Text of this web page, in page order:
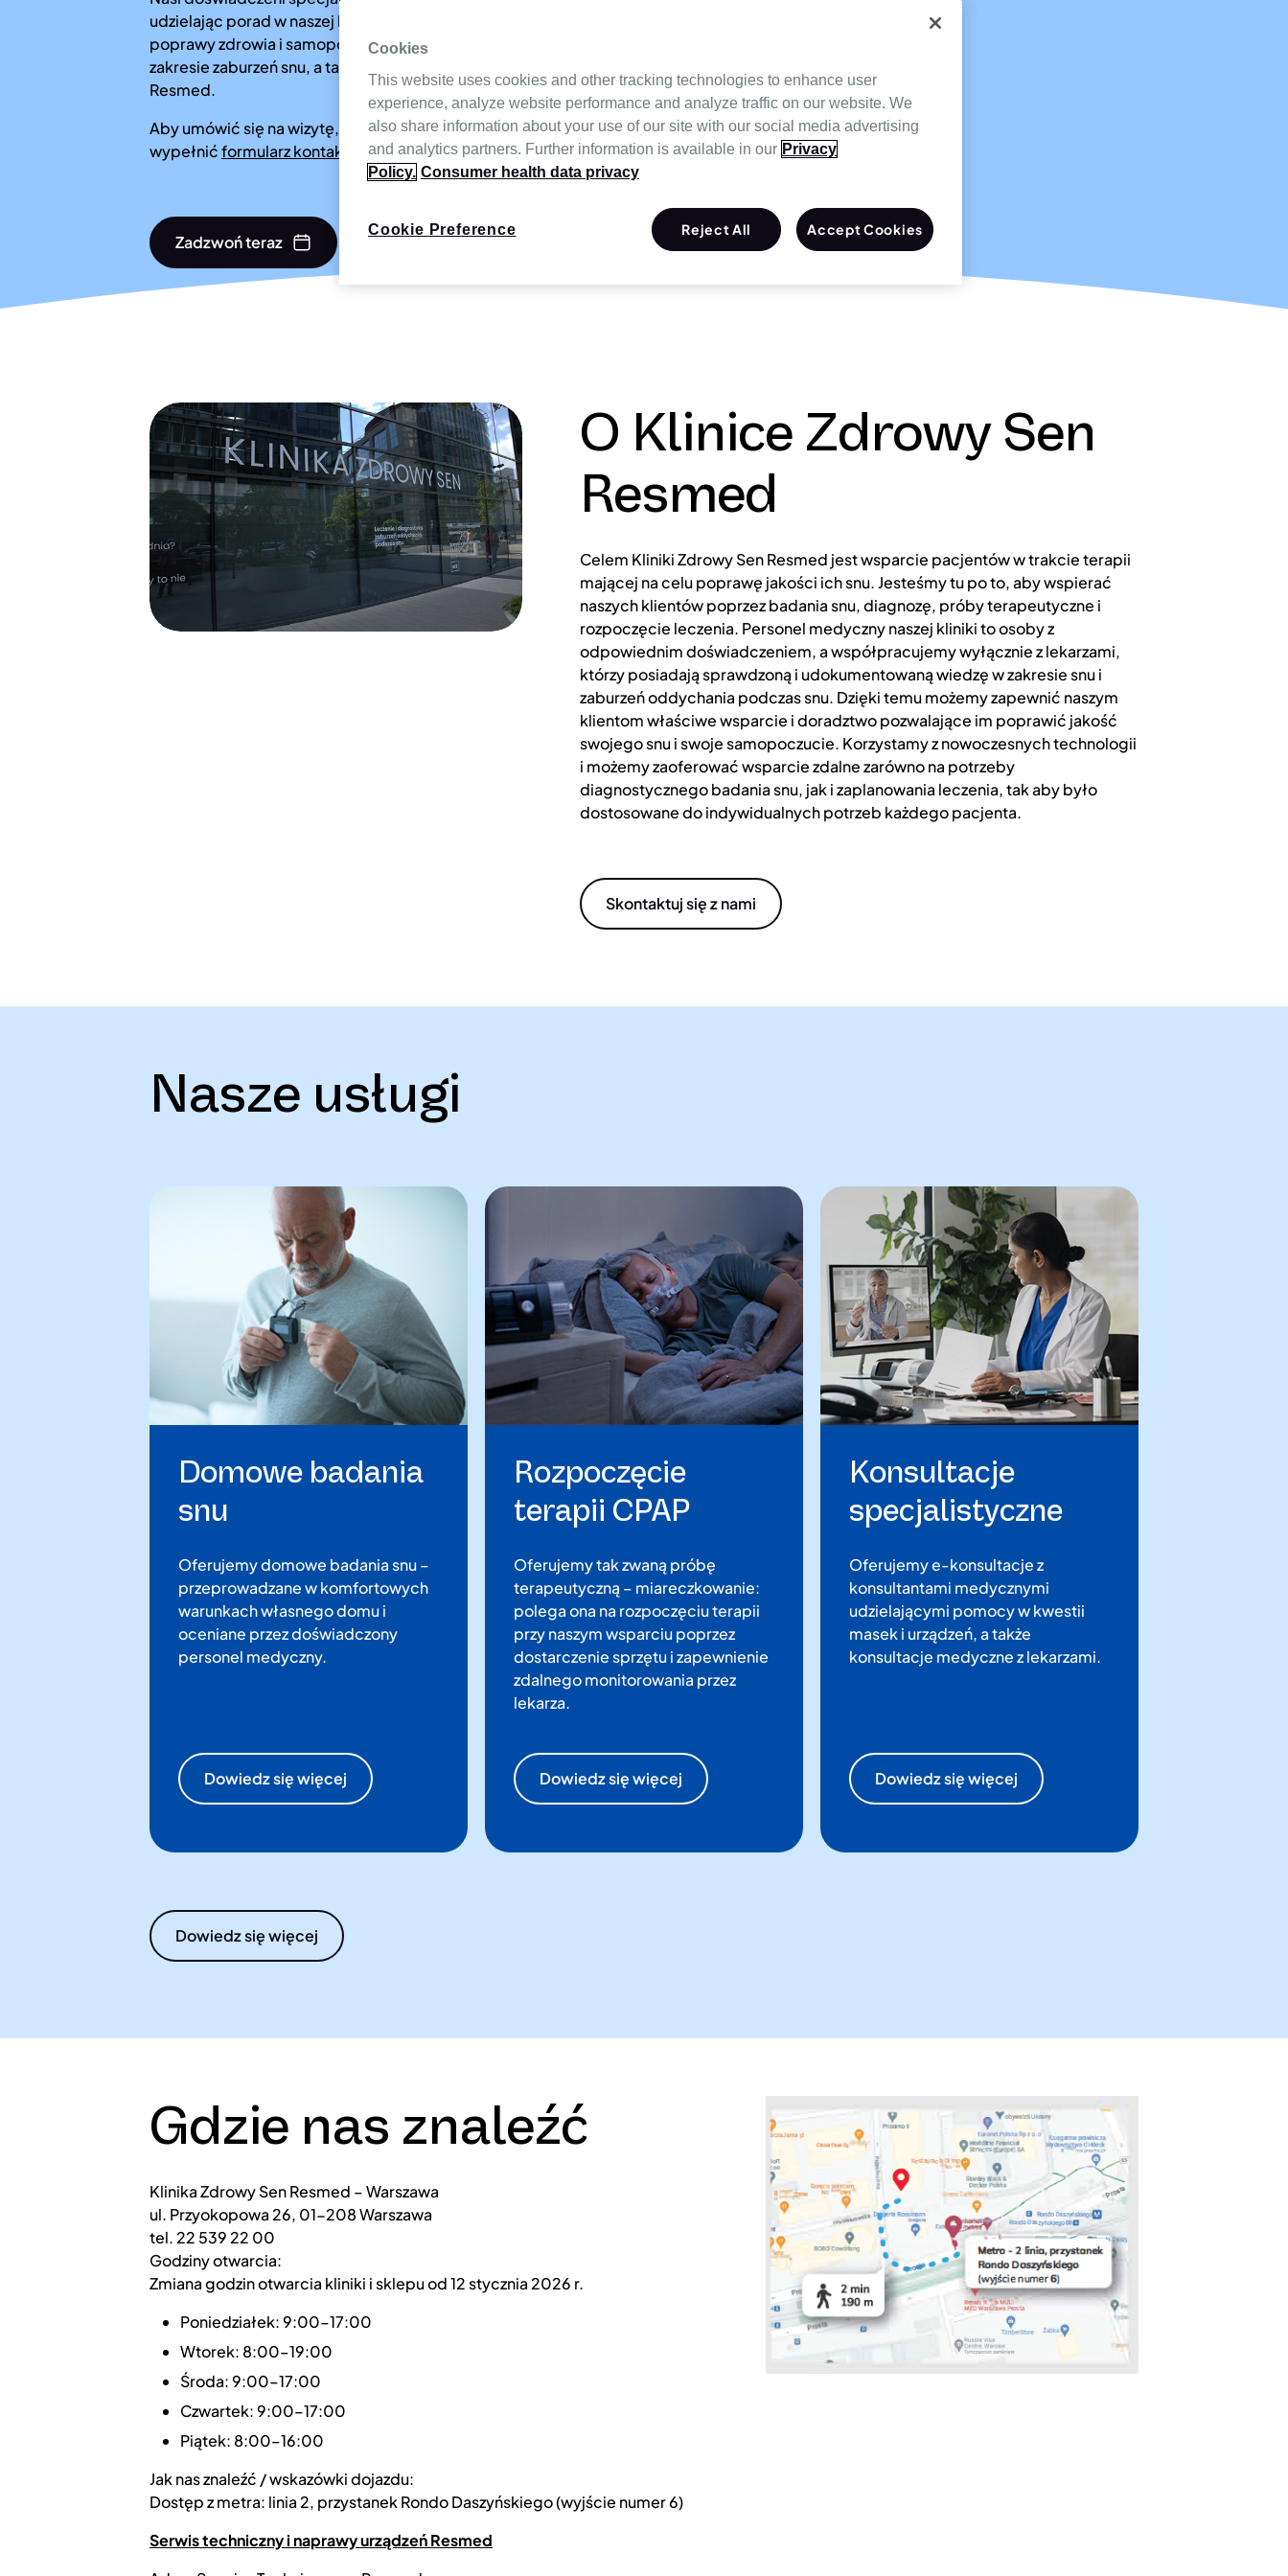
udzielając porad w naszej klinice stacjonarnej albo zdalnie. Lepszy sen prowadzi do
poprawy zdrowia i samopoczucia. Oferujemy wszechstronne usługi diagnostyczne w
zakresie zaburzeń snu, a także próby terapeutyczne i wysokiej jakości produkty firmy
Resmed.
Aby umówić się na wizytę, wystarczy zadzwonić pod numer +48 22 539 22 00 lub
wypełnićformularz kontaktowy.
Zadzwoń teraz Usługi kliniki snu
O Klinice Zdrowy Sen
Resmed
Celem Kliniki Zdrowy Sen Resmed jest wsparcie pacjentów w trakcie terapii
mającej na celu poprawę jakości ich snu. Jesteśmy tu po to, aby wspierać
naszych klientów poprzez badania snu, diagnozę, próby terapeutyczne i
rozpoczęcie leczenia. Personel medyczny naszej kliniki to osoby z
odpowiednim doświadczeniem, a współpracujemy wyłącznie z lekarzami,
którzy posiadają sprawdzoną i udokumentowaną wiedzę w zakresie snu i
zaburzeń oddychania podczas snu. Dzięki temu możemy zapewnić naszym
klientom właściwe wsparcie i doradztwo pozwalające im poprawić jakość
swojego snu i swoje samopoczucie. Korzystamy z nowoczesnych technologii
i możemy zaoferować wsparcie zdalne zarówno na potrzeby
diagnostycznego badania snu, jak i zaplanowania leczenia, tak aby było
dostosowane do indywidualnych potrzeb każdego pacjenta.
Skontaktuj się z nami
Nasze usługi
Domowe badania
snu
Oferujemy domowe badania snu –
przeprowadzane w komfortowych
warunkach własnego domu i
oceniane przez doświadczony
personel medyczny.
Dowiedz się więcej
Rozpoczęcie
terapii CPAP
Oferujemy tak zwaną próbę
terapeutyczną – miareczkowanie:
polega ona na rozpoczęciu terapii
przy naszym wsparciu poprzez
dostarczenie sprzętu i zapewnienie
zdalnego monitorowania przez
lekarza.
Dowiedz się więcej
Konsultacje
specjalistyczne
Oferujemy e-konsultacje z
konsultantami medycznymi
udzielającymi pomocy w kwestii
masek i urządzeń, a także
konsultacje medyczne z lekarzami.
Dowiedz się więcej
Dowiedz się więcej
Gdzie nas znaleźć
Klinika Zdrowy Sen Resmed – Warszawa
ul. Przyokopowa 26, 01-208 Warszawa
tel. 22 539 22 00
Godziny otwarcia:
Zmiana godzin otwarcia kliniki i sklepu od 12 stycznia 2026 r.
Poniedziałek: 9:00–17:00
Wtorek: 8:00–19:00
Środa: 9:00–17:00
Czwartek: 9:00–17:00
Piątek: 8:00–16:00
Jak nas znaleźć / wskazówki dojazdu:
Dostęp z metra: linia 2, przystanek Rondo Daszyńskiego (wyjście numer 6)
Serwis techniczny i naprawy urządzeń Resmed
Cookies
This website uses cookies and other tracking technologies to enhance user
experience, analyze website performance and analyze traffic on our website. We
also share information about your use of our site with our social media advertising
and analytics partners. Further information is available in our Privacy
Policy. Consumer health data privacy
Cookie Preference Reject All Accept Cookies